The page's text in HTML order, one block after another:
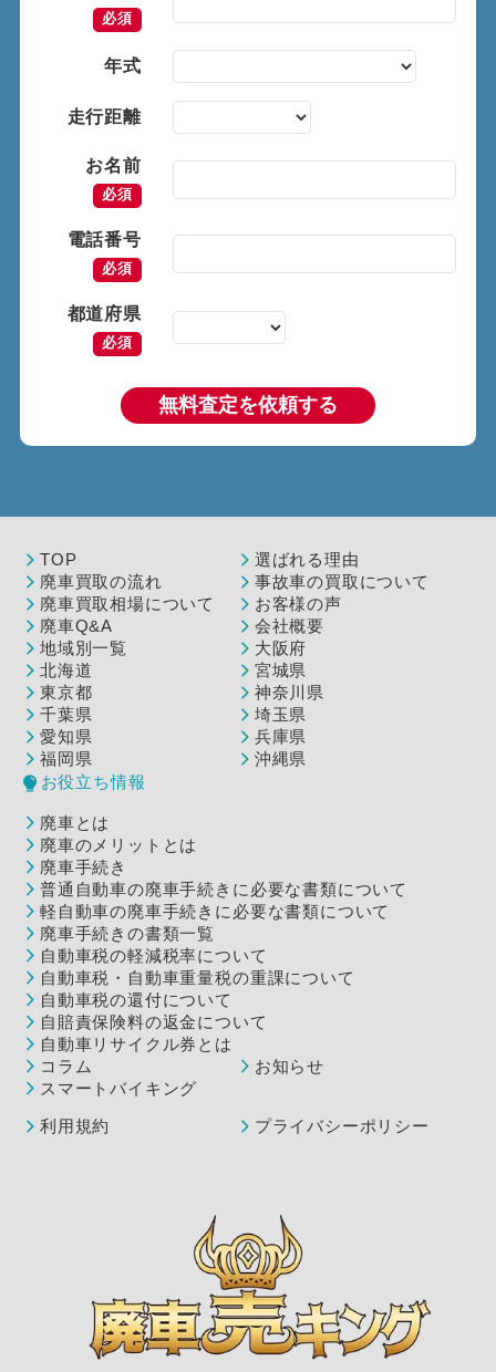
必須
年式
走行距離
お名前
必須
電話番号
必須
都道府県
必須
無料査定を依頼する
TOP
選ばれる理由
廃車買取の流れ
事故車の買取について
廃車買取相場について
お客様の声
廃車Q&A
会社概要
地域別一覧
大阪府
北海道
宮城県
東京都
神奈川県
千葉県
埼玉県
愛知県
兵庫県
福岡県
沖縄県
お役立ち情報
廃車とは
廃車のメリットとは
廃車手続き
普通自動車の廃車手続きに必要な書類について
軽自動車の廃車手続きに必要な書類について
廃車手続きの書類一覧
自動車税の軽減税率について
自動車税・自動車重量税の重課について
自動車税の還付について
自賠責保険料の返金について
自動車リサイクル券とは
コラム
お知らせ
スマートバイキング
利用規約 プライバシーポリシー